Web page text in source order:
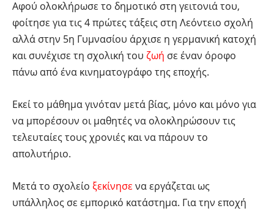
Αφού ολοκλήρωσε το δημοτικό στη γειτονιά του,
φοίτησε για τις 4 πρώτες τάξεις στη Λεόντειο σχολή
αλλά στην 5η Γυμνασίου άρχισε η γερμανική κατοχή
και συνέχισε τη σχολική του ζωή σε έναν όροφο
πάνω από ένα κινηματογράφο της εποχής.
Εκεί το μάθημα γινόταν μετά βίας, μόνο και μόνο για
να μπορέσουν οι μαθητές να ολοκληρώσουν τις
τελευταίες τους χρονιές και να πάρουν το
απολυτήριο.
Μετά το σχολείο ξεκίνησε να εργάζεται ως
υπάλληλος σε εμπορικό κατάστημα. Για την εποχή